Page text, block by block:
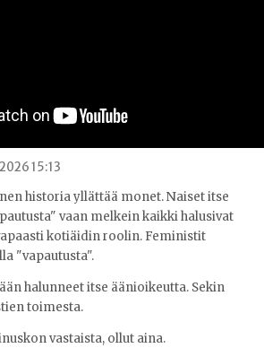
15:13
historia yllättää monet. Naiset itse
vaan melkein kaikki halusivat
kotiäidin roolin. Feministit
"vapautusta".
halunneet itse äänioikeutta. Sekin
toimesta.
vastaista, ollut aina.